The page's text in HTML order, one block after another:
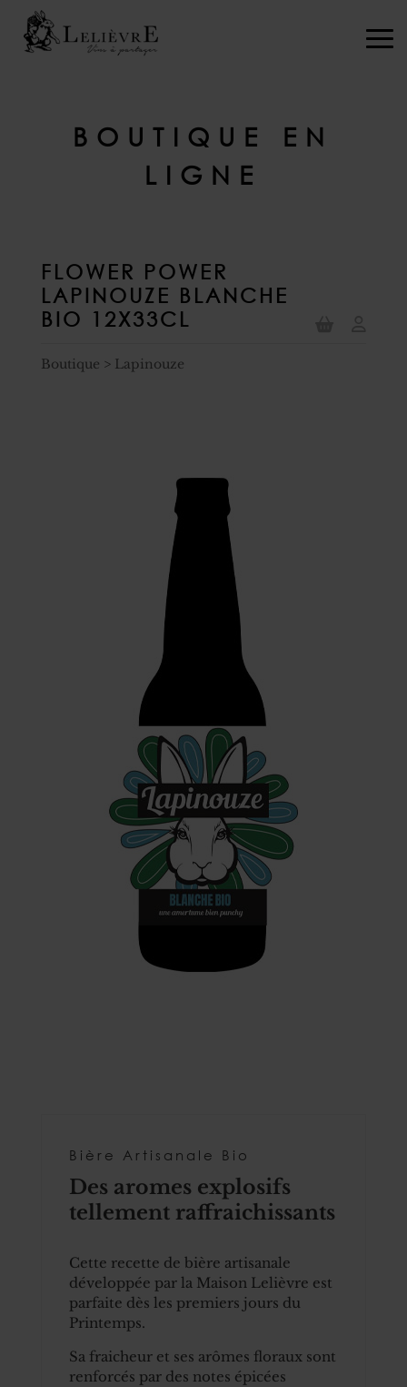
BOUTIQUE EN
LIGNE
FLOWER POWER
LAPINOUZE BLANCHE
BIO 12X33CL
Boutique > Lapinouze
Bière Artisanale Bio
Des aromes explosifs
tellement raffraichissants
Cette recette de bière artisanale
développée par la Maison Lelièvre est
parfaite dès les premiers jours du
Printemps.
Sa fraicheur et ses arômes floraux sont
renforcés par des notes épicées